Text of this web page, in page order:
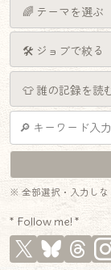
※ 全部選択・入力しな
* Follow me! *